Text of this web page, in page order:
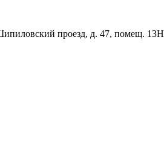
проезд, д. 47, помещ. 13Н